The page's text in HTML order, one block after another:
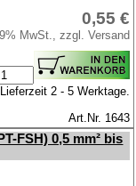
0,55 €
MwSt., zzgl. Versand
Lieferzeit 2 - 5 Werktage.
Art.Nr. 1643
FSH) 0,5 mm² bis